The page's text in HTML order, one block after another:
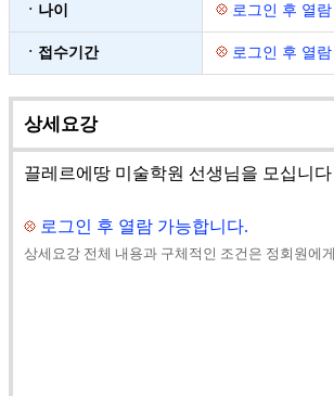
ㆍ나이 로그인 후 열
ㆍ접수기간 로그인 후 열
상세요강
끌레르에땅 미술학원 선생님을 모십니
로그인 후 열람 가능합니다.
상세요강 전체 내용과 구체적인 조건은 정회원에